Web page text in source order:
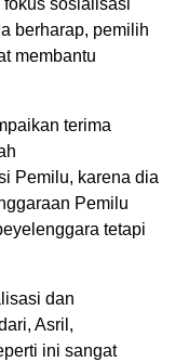
sosialisasi
berharap, pemilih
membantu
terima
Pemilu, karena dia
Pemilu
tetapi
dan
Asril,
ini sangat